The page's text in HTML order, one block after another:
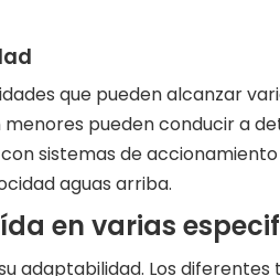
que pueden alcanzar
pueden conducir a
sistemas de
aguas arriba.
en varias
adaptabilidad. Los